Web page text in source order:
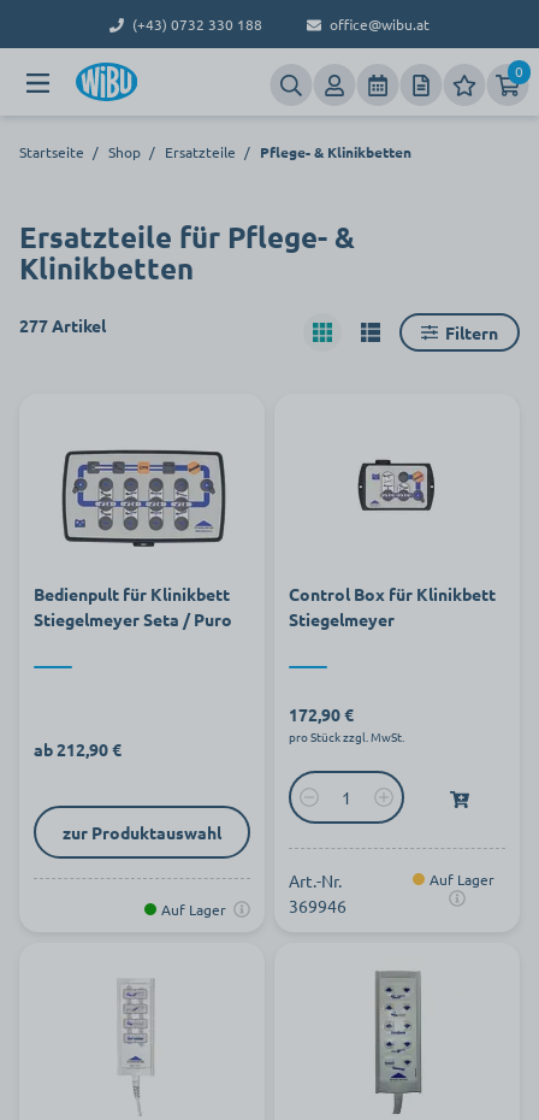
(+43) 0732 330 188 office@wibu.at
0
Startseite / Shop / Ersatzteile / Pflege- & Klinikbetten
Ersatzteile für Pflege- &
Klinikbetten
277 Artikel Filtern
Bedienpult für Klinikbett
Stiegelmeyer Seta / Puro
ab 212,90 €
zur Produktauswahl
Auf Lager
Control Box für Klinikbett
Stiegelmeyer
172,90 €
pro Stück zzgl. MwSt.
Art.-Nr.
369946
Auf Lager